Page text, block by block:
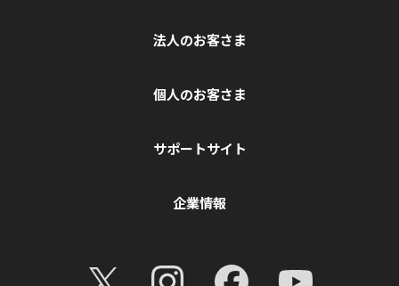
法人のお客さま
個人のお客さま
サポートサイト
企業情報